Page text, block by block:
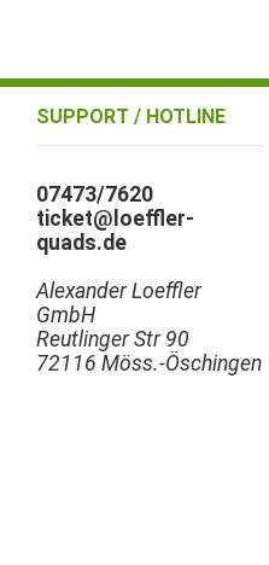
SUPPORT / HOTLINE
07473/7620
ticket@loeffler-
quads.de
Alexander Loeffler
GmbH
Reutlinger Str 90
72116 Möss.-Öschingen